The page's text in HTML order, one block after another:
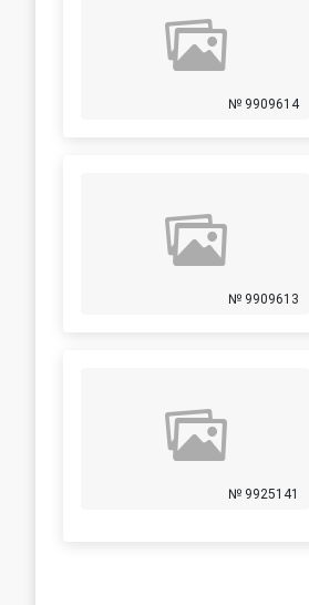
№ 9909614
№ 9909613
№ 9925141